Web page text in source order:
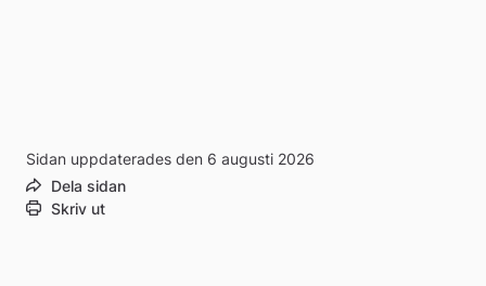
Sidan uppdaterades den 6 augusti 2026
Dela sidan
Skriv ut